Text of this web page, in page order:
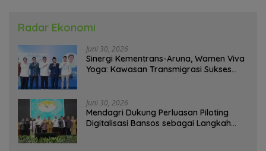
Radar Ekonomi
Juni 30, 2026
Sinergi Kementrans-Aruna, Wamen Viva
Yoga: Kawasan Transmigrasi Sukses
Juni 30, 2026
Mendagri Dukung Perluasan Piloting
Digitalisasi Bansos sebagai Langkah